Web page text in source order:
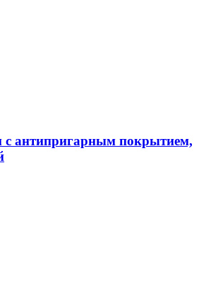
с антипригарным покрытием,